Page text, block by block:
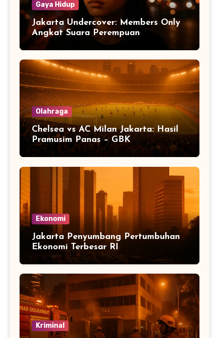
Gaya Hidup
Jakarta Undercover: Members Only
Angkat Suara Perempuan
Olahraga
Chelsea vs AC Milan Jakarta: Hasil
Pramusim Panas – GBK
Ekonomi
Jakarta Penyumbang Pertumbuhan
Ekonomi Terbesar RI
Kriminal